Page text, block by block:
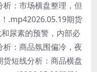
：市场横盘整理，但
.mp42026.05.19期货
尿素的预警，内部必
：商品氛围偏冷，夜
短线分析：商品横盘